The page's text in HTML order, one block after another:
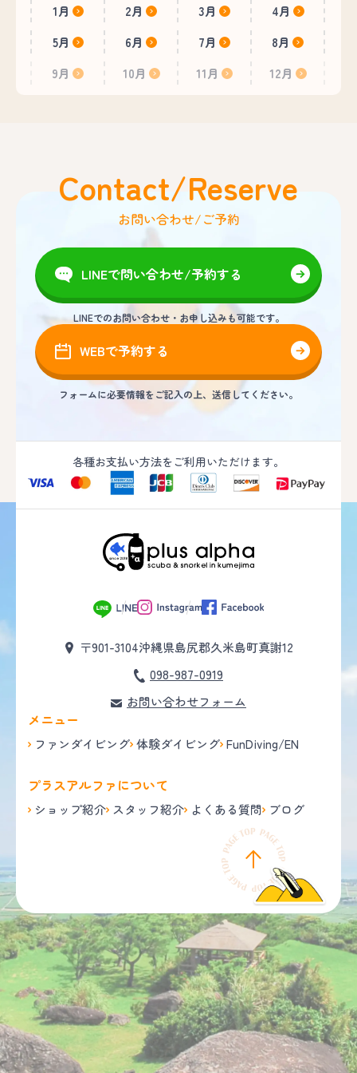
1月 2月 3月
4月
5月
6月 7月
8月
9月
10月 11月 12月
Contact/Reserve
お問い合わせ/ご予約
LINEで問い合わせ/予約する
LINEでのお問い合わせ・お申し込みも可能です。
WEBで予約する
フォームに必要情報をご記入の上、送信してください。
各種お支払い方法をご利用いただけます。
〒901-3104沖縄県島尻郡久米島町真謝12
098-987-0919
お問い合わせフォーム
メニュー
ファンダイビング 体験ダイビング FunDiving/EN
プラスアルファについて
ショップ紹介 スタッフ紹介 よくある質問 ブログ